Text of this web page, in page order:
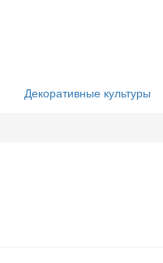
Декоративные культуры